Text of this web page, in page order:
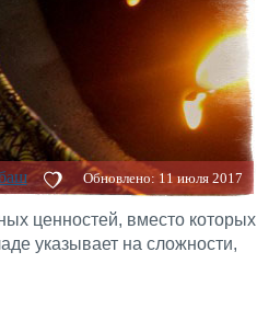
Обновлено: 11 июля 2017
ценностей, вместо которых
указывает на сложности,